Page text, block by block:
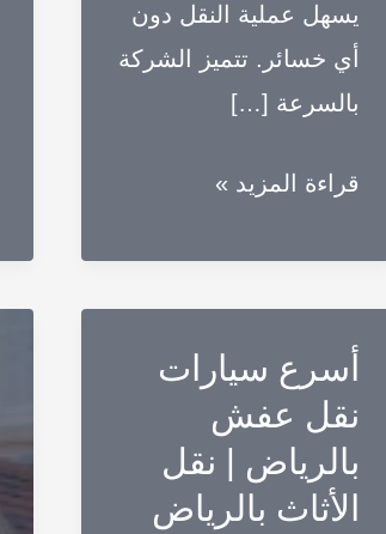
يسهل عملية النقل دون
أي خسائر. تتميز الشركة
بالسرعة […]
أسرع
عفش
بالخبر
للايجار
نقل
قراءة المزيد »
أسرع سيارات
نقل عفش
بالرياض | نقل
الأثاث بالرياض